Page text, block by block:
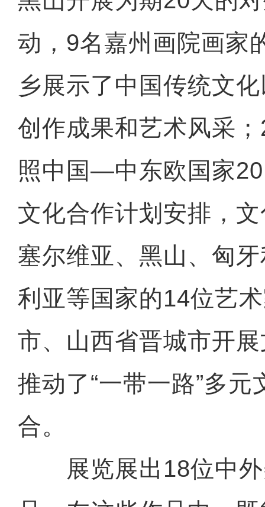
动，9名嘉州画院画家
乡展示了中国传统文
创作成果和艺术风采
照中国—中东欧国家
文化合作计划安排，
塞尔维亚、黑山、匈
利亚等国家的14位艺
市、山西省晋城市开
推动了“一带一路”多元
合。
展览展出18位中外